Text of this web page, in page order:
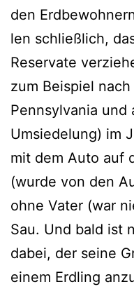
den
len schließ­lich,
Reservate
zum Beispiel
Pennsylvania und
Umsiedelung) im
mit dem Auto auf
(wur­de von den
ohne Vater (war
Sau. Und bald ist
dabei, der sei­ne
einem Erdling